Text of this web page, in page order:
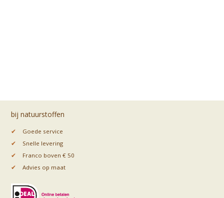
bij natuurstoffen
✔
Goede service
✔
Snelle levering
✔
Franco boven € 50
✔
Advies op maat